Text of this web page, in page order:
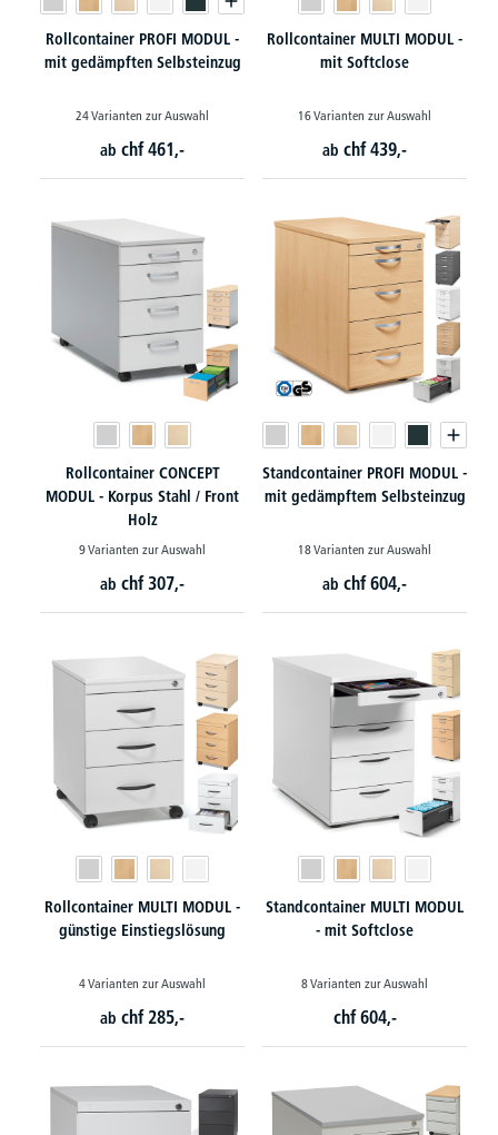
Rollcontainer PROFI MODUL -
mit gedämpften Selbsteinzug
24 Varianten zur Auswahl
ab chf 461,-
Rollcontainer MULTI MODUL -
mit Softclose
16 Varianten zur Auswahl
ab chf 439,-
Rollcontainer CONCEPT
MODUL - Korpus Stahl / Front
Holz
9 Varianten zur Auswahl
ab chf 307,-
Standcontainer PROFI MODUL -
mit gedämpftem Selbsteinzug
18 Varianten zur Auswahl
ab chf 604,-
Rollcontainer MULTI MODUL -
günstige Einstiegslösung
4 Varianten zur Auswahl
ab chf 285,-
Standcontainer MULTI MODUL
- mit Softclose
8 Varianten zur Auswahl
chf 604,-